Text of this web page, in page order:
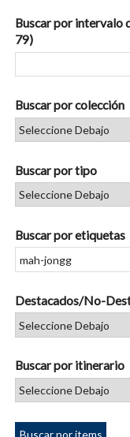
Buscar por intervalo
79)
Buscar por colección
Buscar por tipo
Buscar por etiquetas
Destacados/No-
Buscar por itinerario